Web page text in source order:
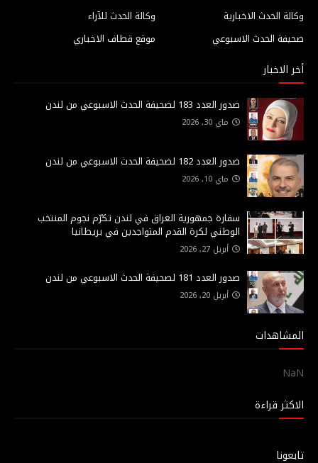
وكالة الحدث للآراء
وكالة الحدث الاخبارية
موقع قطاف الاخباري
صحيفة الحدث الاسبوعي
أخر الاخبار
صدور العدد 183 لصحيفة الحدث الاسبوعي من لندن
ماي 30, 2026
صدور العدد 182 لصحيفة الحدث الاسبوعي من لندن
ماي 10, 2026
سفارة جمهورية العراق في لندن تكرّم نجوم المنتخب
الوطني لكرة القدم المتواجدين في بريطانيا
أبريل 27, 2026
صدور العدد 181 لصحيفة الحدث الاسبوعي من لندن
أبريل 20, 2026
المشاهدات
NaN
الاكثر قراءة
تابعونا